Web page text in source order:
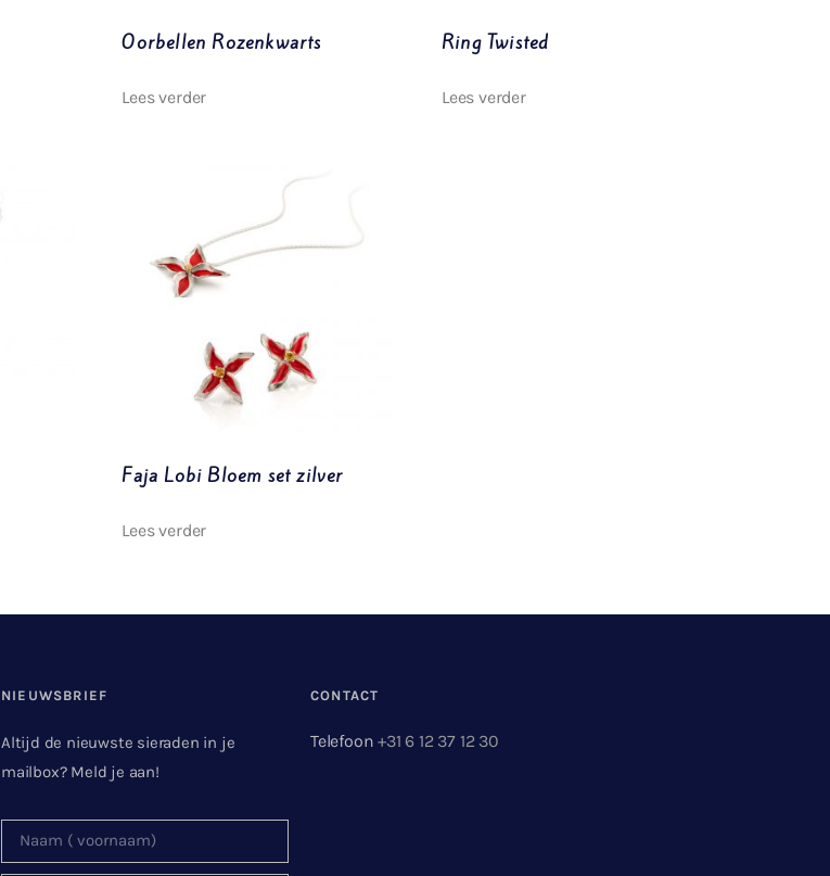
Oorbellen Rozenkwarts
Lees verder
Ring Twisted
Lees verder
Faja Lobi Bloem set zilver
Lees verder
NIEUWSBRIEF
Altijd de nieuwste sieraden in je
mailbox? Meld je aan!
CONTACT
Telefoon +31 6 12 37 12 30